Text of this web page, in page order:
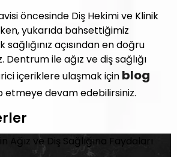
öncesinde Diş Hekimi ve Klinik
yukarıda bahsettiğimiz
açısından en doğru
Dentrum ile ağız ve diş sağlığı
içeriklere ulaşmak için blog
etmeye devam edebilirsiniz.